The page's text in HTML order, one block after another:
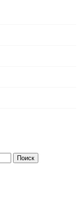
Поиск